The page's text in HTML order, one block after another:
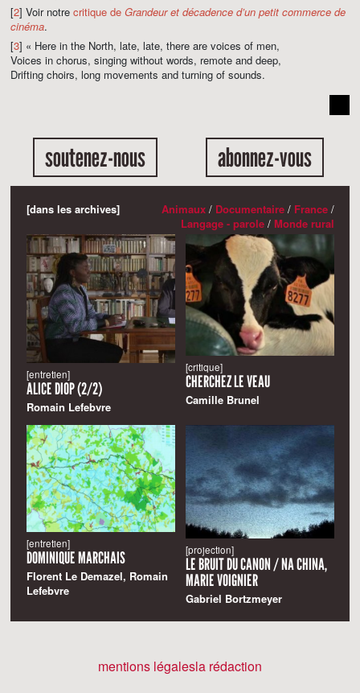
[2] Voir notre critique de Grandeur et décadence d’un petit commerce de
cinéma.
[3] « Here in the North, late, late, there are voices of men,
Voices in chorus, singing without words, remote and deep,
Drifting choirs, long movements and turning of sounds.
soutenez-nous abonnez-vous
[dans les archives] Animaux/ Documentaire/ France/
Langage - parole/ Monde rural
[entretien]
ALICE DIOP (2/2)
Romain Lefebvre
[critique]
CHERCHEZ LE VEAU
Camille Brunel
[entretien]
DOMINIQUE MARCHAIS
Florent Le Demazel, Romain
Lefebvre
[projection]
LE BRUIT DU CANON / NA CHINA,
MARIE VOIGNIER
Gabriel Bortzmeyer
mentions légalesla rédaction